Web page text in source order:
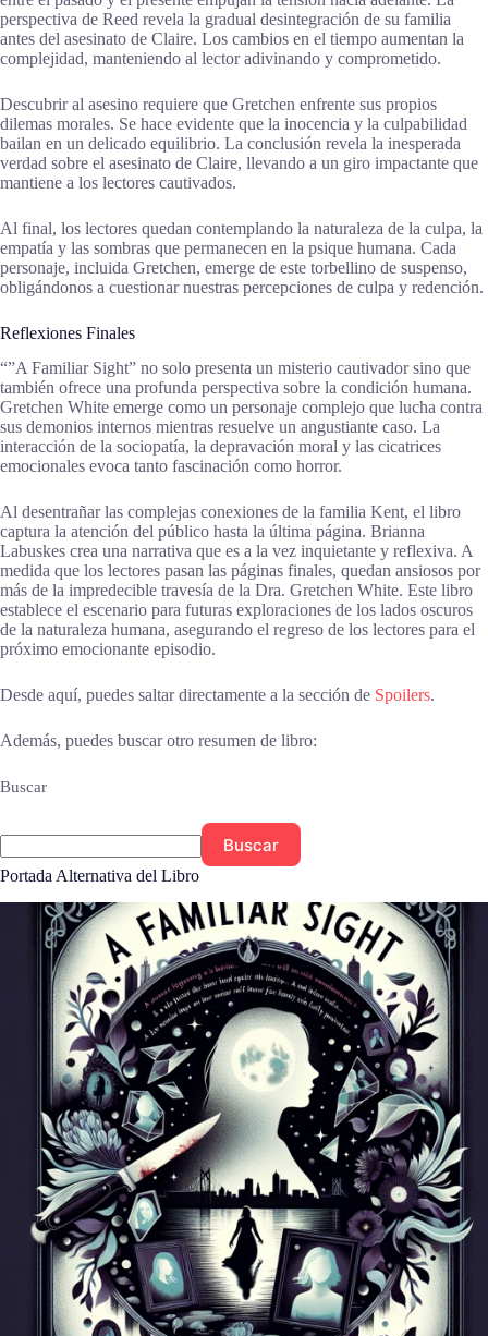
perspectiva de Reed revela la gradual desintegración de su familia
antes del asesinato de Claire. Los cambios en el tiempo aumentan la
complejidad, manteniendo al lector adivinando y comprometido.
Descubrir al asesino requiere que Gretchen enfrente sus propios
dilemas morales. Se hace evidente que la inocencia y la culpabilidad
bailan en un delicado equilibrio. La conclusión revela la inesperada
verdad sobre el asesinato de Claire, llevando a un giro impactante que
mantiene a los lectores cautivados.
Al final, los lectores quedan contemplando la naturaleza de la culpa, la
empatía y las sombras que permanecen en la psique humana. Cada
personaje, incluida Gretchen, emerge de este torbellino de suspenso,
obligándonos a cuestionar nuestras percepciones de culpa y redención.
Reflexiones Finales
“”A Familiar Sight” no solo presenta un misterio cautivador sino que
también ofrece una profunda perspectiva sobre la condición humana.
Gretchen White emerge como un personaje complejo que lucha contra
sus demonios internos mientras resuelve un angustiante caso. La
interacción de la sociopatía, la depravación moral y las cicatrices
emocionales evoca tanto fascinación como horror.
Al desentrañar las complejas conexiones de la familia Kent, el libro
captura la atención del público hasta la última página. Brianna
Labuskes crea una narrativa que es a la vez inquietante y reflexiva. A
medida que los lectores pasan las páginas finales, quedan ansiosos por
más de la impredecible travesía de la Dra. Gretchen White. Este libro
establece el escenario para futuras exploraciones de los lados oscuros
de la naturaleza humana, asegurando el regreso de los lectores para el
próximo emocionante episodio.
Desde aquí, puedes saltar directamente a la sección de Spoilers.
Además, puedes buscar otro resumen de libro:
Buscar
Buscar
Portada Alternativa del Libro